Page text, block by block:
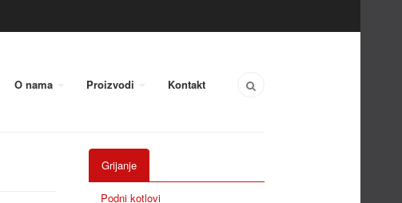
O nama Proizvodi Kontakt
Grijanje
Podni kotlovi